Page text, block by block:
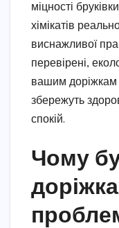
міцності
хімікатів
виснажливої
перевірені,
вашим доріжкам
збережуть
спокій.
Чому